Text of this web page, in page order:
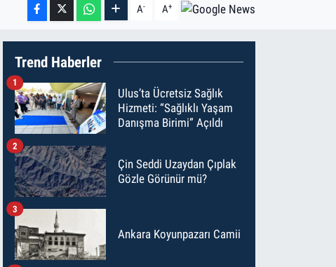
A- A+
Trend Haberler
Ulus’ta Ücretsiz Sağlık
Hizmeti: “Sağlıklı Yaşam
Danışma Birimi” Açıldı
1
Çin Seddi Uzaydan Çıplak
Gözle Görünür mü?
2
Ankara Koyunpazarı Camii
3